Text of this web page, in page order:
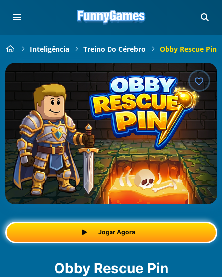
Inteligência Treino Do Cérebro Obby Rescue Pin
Jogar Agora
Obby Rescue Pin